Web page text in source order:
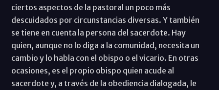
ciertos aspectos de la pastoral un poco más
descuidados por circunstancias diversas. Y también
se tiene en cuenta la persona del sacerdote. Hay
quien, aunque no lo diga a la comunidad, necesita un
cambio y lo habla con el obispo o el vicario. En otras
ocasiones, es el propio obispo quien acude al
sacerdote y, a través de la obediencia dialogada, le